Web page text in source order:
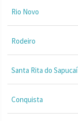
Rio Novo
Rodeiro
Santa Rita do Sapucaí
Conquista